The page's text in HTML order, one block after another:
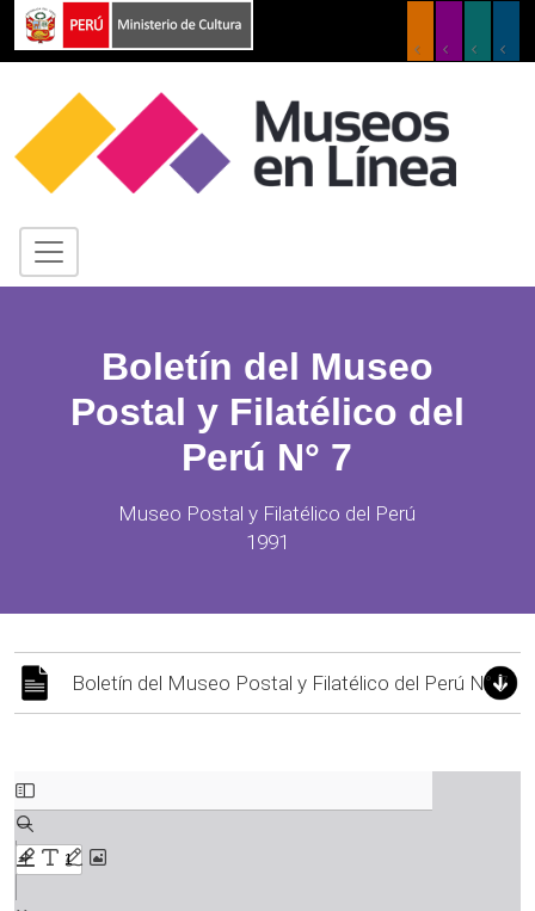
Boletín del Museo
Postal y Filatélico del
Perú N° 7
Museo Postal y Filatélico del Perú
1991
Boletín del Museo Postal y Filatélico del Perú N° 7